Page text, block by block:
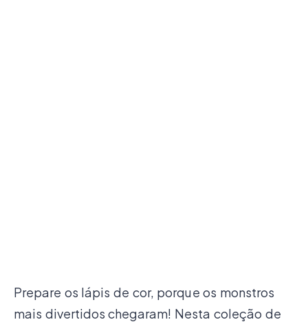
Prepare os lápis de cor, porque os monstros
mais divertidos chegaram! Nesta coleção de